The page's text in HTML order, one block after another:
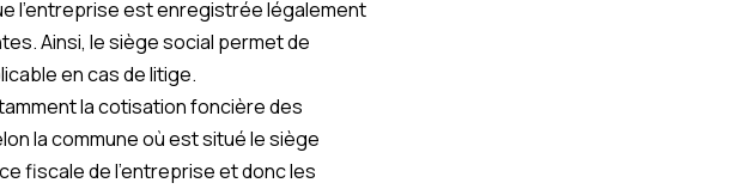
l'entreprise est enregistrée légalement
Ainsi, le siège social permet de
en cas de litige.
la cotisation foncière des
la commune où est situé le siège
fiscale de l'entreprise et donc les